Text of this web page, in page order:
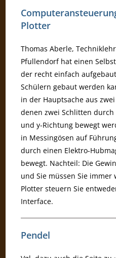
Plotter
Thomas Aberle,
Pfullendorf hat einen
der recht einfach
Schülern gebaut werden
in der Hauptsache aus
denen zwei Schlitten
und y-Richtung bewegt
in Messingösen auf
durch einen Elektro-
bewegt. Nachteil: Die
und Sie müssen Sie immer
Plotter steuern Sie
Interface.
Pendel